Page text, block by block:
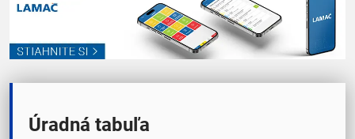
Úradná tabuľa